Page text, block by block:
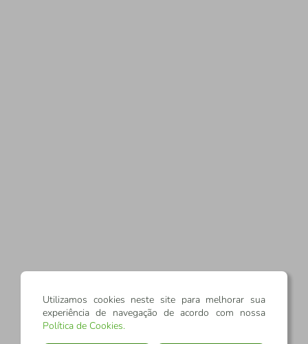
Utilizamos cookies neste site para melhorar sua
experiência de navegação de acordo com nossa
Política de Cookies.